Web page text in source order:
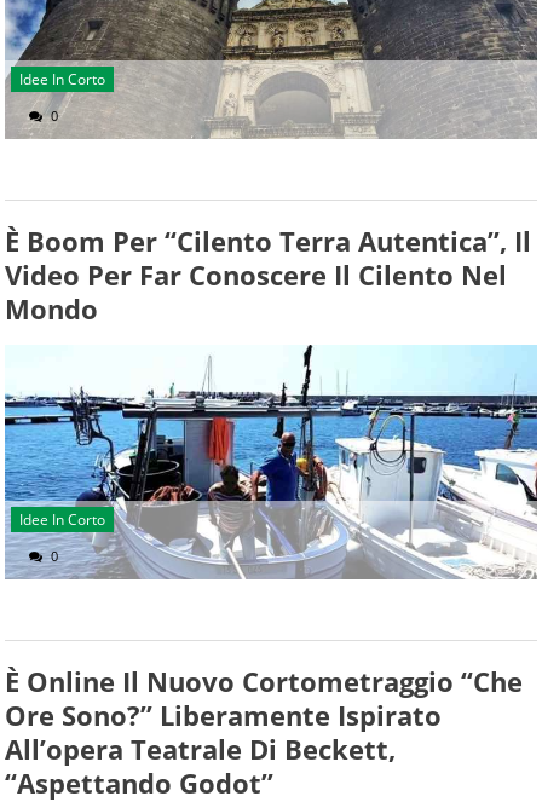
Idee In Corto
0
È Boom Per “Cilento Terra Autentica”, Il
Video Per Far Conoscere Il Cilento Nel
Mondo
Idee In Corto
0
È Online Il Nuovo Cortometraggio “Che
Ore Sono?” Liberamente Ispirato
All’opera Teatrale Di Beckett,
“Aspettando Godot”